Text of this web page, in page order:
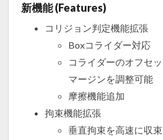
新機能 (Features)
コリジョン判定機能拡張
Boxコライダー対応
コライダーのオフセ
マージンを調整可能
摩擦機能追加
拘束機能拡張
垂直拘束を高速に収